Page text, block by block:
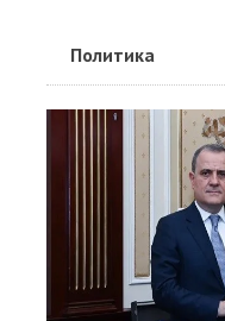
Политика